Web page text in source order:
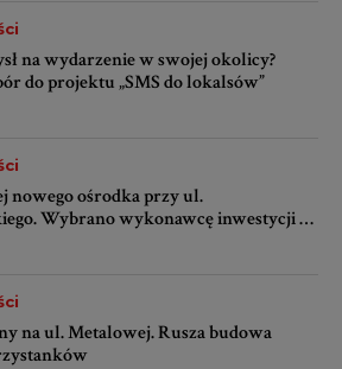
na wydarzenie w swojej okolicy?
do projektu „SMS do lokalsów”
nowego ośrodka przy ul.
Wybrano wykonawcę inwestycji za
zł
na ul. Metalowej. Rusza budowa